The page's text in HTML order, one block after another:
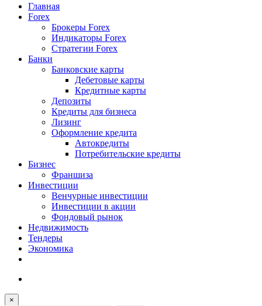
Главная
Forex
Брокеры Forex
Индикаторы Forex
Стратегии Forex
Банки
Банковские карты
Дебетовые карты
Кредитные карты
Депозиты
Кредиты для бизнеса
Лизинг
Оформление кредита
Автокредиты
Потребительские кредиты
Бизнес
Франшиза
Инвестиции
Венчурные инвестиции
Инвестиции в акции
Фондовый рынок
Недвижимость
Тендеры
Экономика
×